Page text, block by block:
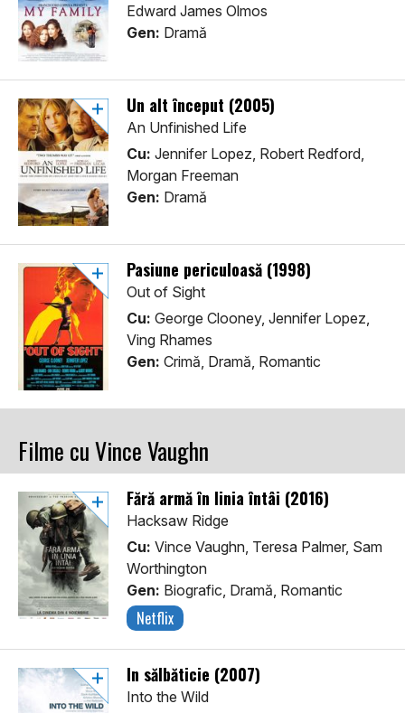
Edward James Olmos
Gen: Dramă
Un alt început (2005)
An Unfinished Life
Cu: Jennifer Lopez, Robert Redford,
Morgan Freeman
Gen: Dramă
Pasiune periculoasă (1998)
Out of Sight
Cu: George Clooney, Jennifer Lopez,
Ving Rhames
Gen: Crimă, Dramă, Romantic
Filme cu Vince Vaughn
Fără armă în linia întâi (2016)
Hacksaw Ridge
Cu: Vince Vaughn, Teresa Palmer, Sam
Worthington
Gen: Biografic, Dramă, Romantic
Netflix
În sălbăticie (2007)
Into the Wild